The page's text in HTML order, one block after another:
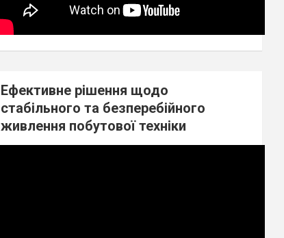
Ефективне рішення щодо
стабільного та безперебійного
живлення побутової техніки